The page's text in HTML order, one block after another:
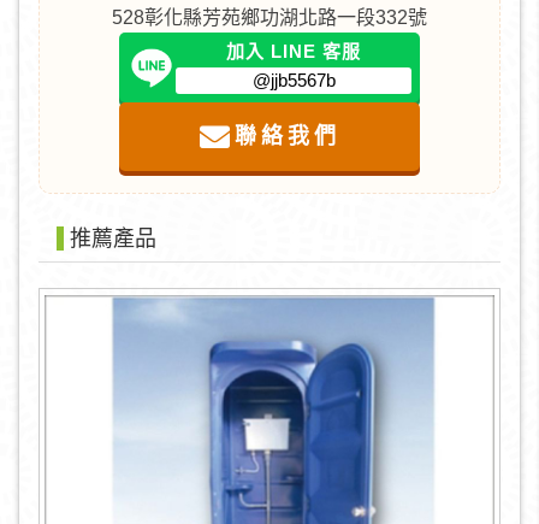
528彰化縣芳苑鄉功湖北路一段332號
加入 LINE 客服
@jjb5567b
聯絡我們
推薦產品